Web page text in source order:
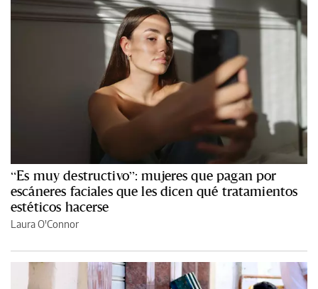
“Es muy destructivo”: mujeres que pagan por
escáneres faciales que les dicen qué tratamientos
estéticos hacerse
Laura O'Connor